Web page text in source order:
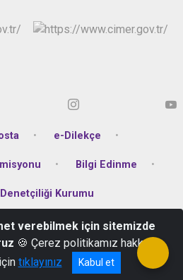
e-Dilekçe
Bilgi Edinme
Denetçiliği Kurumu
Bulvarı No:336 Altınordu/Ordu
Belgegeçer : +90 452 223 14 40
verebilmek için sitemizde
🍪 Çerez politikamız hakkında
tıklayınız Kabul et